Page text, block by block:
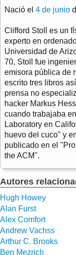
Nació el 4 de junio
Clifford Stoll es un
experto en
Universidad de
70, Stoll fue
emisora pública de
escrito tres libros
prensa no
hacker Markus
cuando trabajaba
Laboratory en
huevo del cuco" y
publicado en el
the ACM".
Autores
Hugh Howey
Alan Furst
Alex Comfort
Andrew Vachss
Arthur C. Brooks
Ben Mezrich